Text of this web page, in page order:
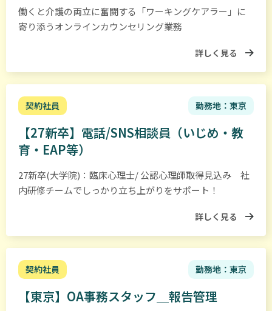
働くと介護の両立に奮闘する「ワーキングケアラー」に
寄り添うオンラインカウンセリング業務
詳しく見る
契約社員 勤務地：東京
【27新卒】電話/SNS相談員（いじめ・教
育・EAP等）
27新卒(大学院)：臨床心理士/ 公認心理師取得見込み 社
内研修チームでしっかり立ち上がりをサポート！
詳しく見る
契約社員 勤務地：東京
【東京】OA事務スタッフ＿報告管理
通
行
部
著
が
発
信
般
市